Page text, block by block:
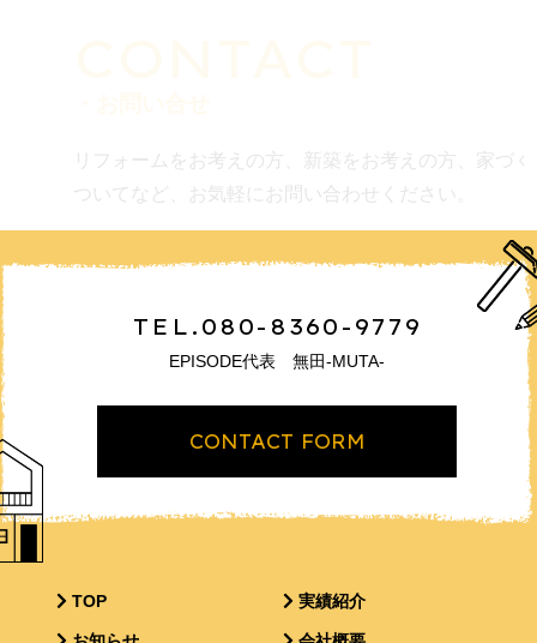
リフォームをお考えの方、新築をお考えの方、家づ
ついてなど、お気軽にお問い合わせください。
TEL.080-8360-9779
EPISODE代表 無田-MUTA-
CONTACT FORM
TOP 実績紹介